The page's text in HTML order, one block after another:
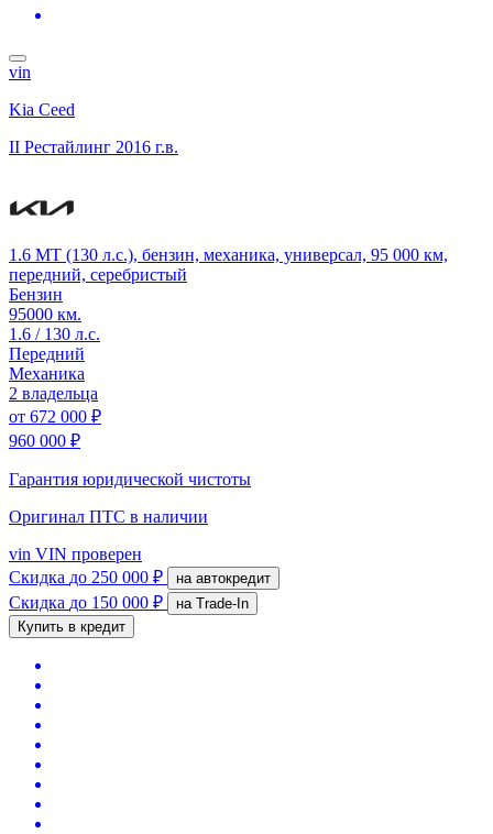
vin
Kia Ceed
II Рестайлинг 2016 г.в.
1.6 MT (130 л.с.), бензин, механика, универсал, 95 000 км,
передний, серебристый
Бензин
95000 км.
1.6 / 130 л.с.
Передний
Механика
2 владельца
от 672 000 ₽
960 000 ₽
Гарантия юридической чистоты
Оригинал ПТС в наличии
vin VIN проверен
Скидка до 250 000 ₽ на автокредит
Скидка до 150 000 ₽
на Trade-In
Купить в кредит